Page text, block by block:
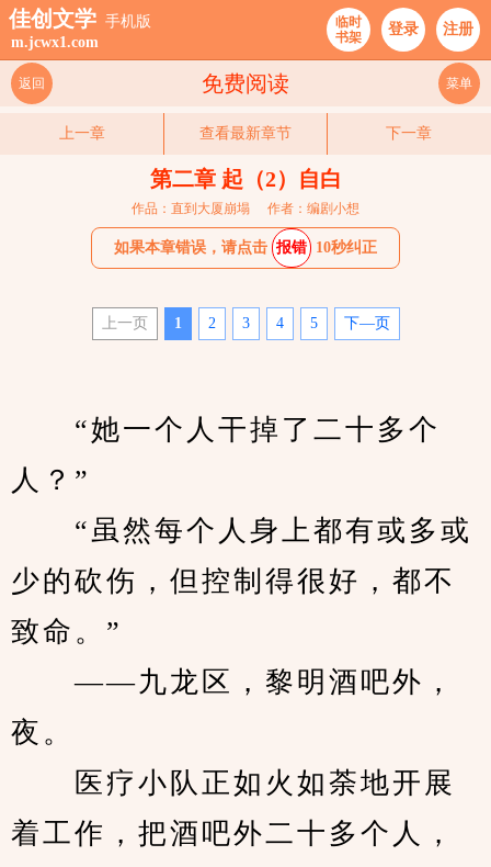
佳创文学 手机版
m.jcwx1.com
临时
书架
登录 注册
免费阅读
返回 菜单
上一章 查看最新章节 下一章
第二章 起（2）自白
作品：直到大厦崩塌 作者：编剧小想
如果本章错误，请点击 报错 10秒纠正
上一页 1 2 3 4 5 下—页
“她一个人干掉了二十多个
人？”
“虽然每个人身上都有或多或
少的砍伤，但控制得很好，都不
致命。”
——九龙区，黎明酒吧外，
夜。
医疗小队正如火如荼地开展
着工作，把酒吧外二十多个人，